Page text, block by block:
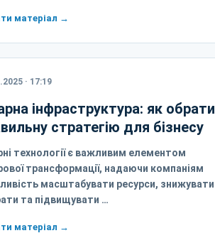
матеріал →
· 17:19
інфраструктура: як обрати
стратегію для бізнесу
технології є важливим елементом
трансформації, надаючи компаніям
масштабувати ресурси, знижувати
та підвищувати …
матеріал →